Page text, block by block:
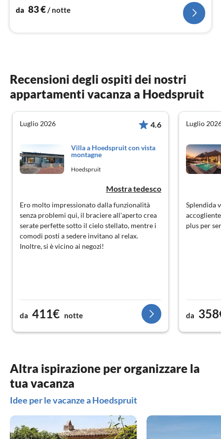
da 83€/ notte
Recensioni degli ospiti dei nostri
appartamenti vacanza a Hoedspruit
Luglio 2026 4.6
Villa a Hoedspruit con vista
montagne
Hoedspruit
Mostra tedesco
Ero molto impressionato dalla funzionalità
senza problemi qui, il braciere all'aperto crea
serate perfette sotto il cielo stellato, mentre i
comodi posti a sedere invitano al relax.
Inoltre, si è vicino ai negozi!
da 411€ notte
Luglio
Splendida
plus per
da
Altra ispirazione per organizzare la
tua vacanza
Idee per le vacanze a Hoedspruit